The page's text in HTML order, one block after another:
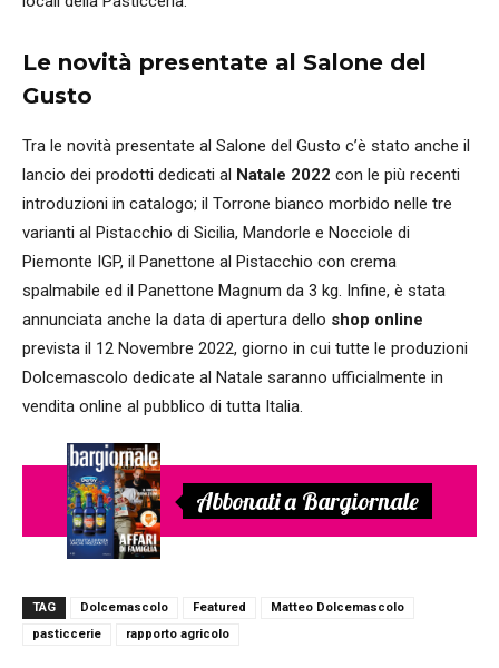
Le novità presentate al Salone del
Gusto
Tra le novità presentate al Salone del Gusto c’è stato anche il
lancio dei prodotti dedicati al Natale 2022 con le più recenti
introduzioni in catalogo; il Torrone bianco morbido nelle tre
varianti al Pistacchio di Sicilia, Mandorle e Nocciole di
Piemonte IGP, il Panettone al Pistacchio con crema
spalmabile ed il Panettone Magnum da 3 kg. Infine, è stata
annunciata anche la data di apertura dello shop online
prevista il 12 Novembre 2022, giorno in cui tutte le produzioni
Dolcemascolo dedicate al Natale saranno ufficialmente in
vendita online al pubblico di tutta Italia.
Abbonati a Bargiornale
TAG Dolcemascolo Featured
Matteo Dolcemascolo
pasticcerie
rapporto agricolo